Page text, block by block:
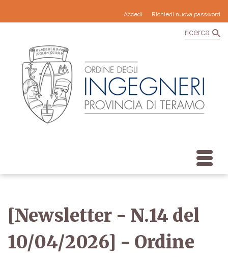
Accedi Richiedi nuova password
ricerca
[Newsletter - N.14 del
10/04/2026] - Ordine